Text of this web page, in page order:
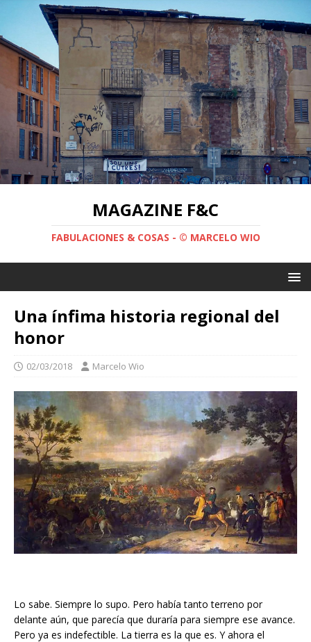
MAGAZINE F&C
FABULACIONES & COSAS - © MARCELO WIO
Una ínfima historia regional del
honor
02/03/2018 Marcelo Wio
Lo sabe. Siempre lo supo. Pero había tanto terreno por
delante aún, que parecía que duraría para siempre ese avance.
Pero ya es indefectible. La tierra es la que es. Y ahora el